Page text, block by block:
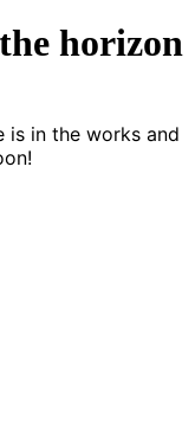
horizon
is in the works and